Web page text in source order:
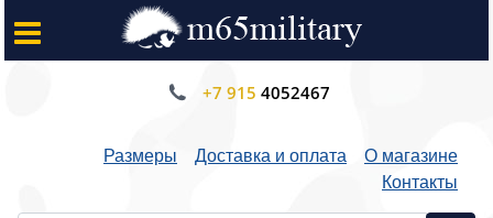
+7 915 4052467
Размеры Доставка и оплата
О магазине
Контакты